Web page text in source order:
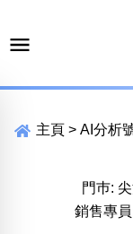
主頁 > AI分析
門巿:
銷售專